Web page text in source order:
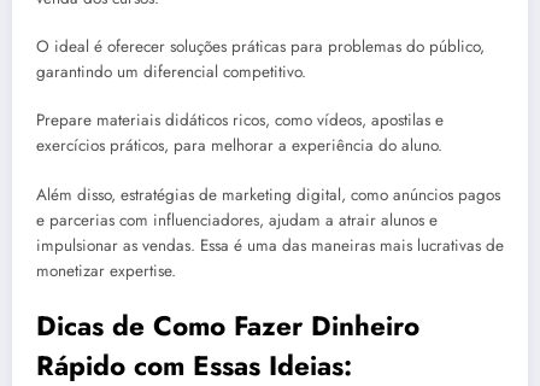
O ideal é oferecer soluções práticas para problemas do público,
garantindo um diferencial competitivo.
Prepare materiais didáticos ricos, como vídeos, apostilas e
exercícios práticos, para melhorar a experiência do aluno.
Além disso, estratégias de marketing digital, como anúncios pagos
e parcerias com influenciadores, ajudam a atrair alunos e
impulsionar as vendas. Essa é uma das maneiras mais lucrativas de
monetizar expertise.
Dicas de Como Fazer Dinheiro
Rápido com Essas Ideias: